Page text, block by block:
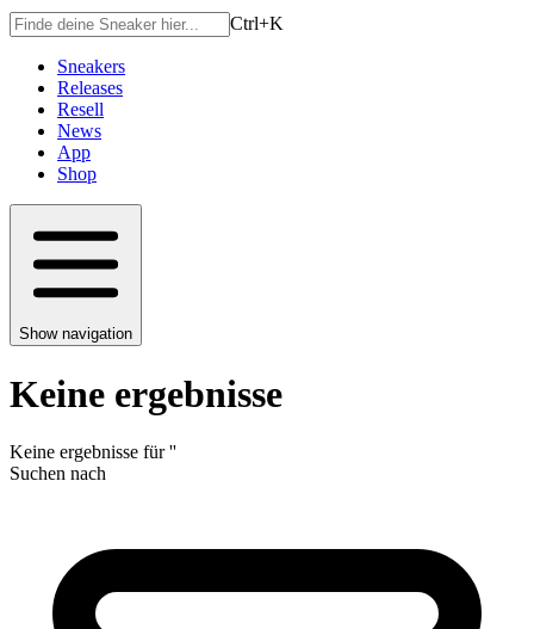
Ctrl+K
Sneakers
Releases
Resell
News
App
Shop
Show navigation
Keine ergebnisse
Keine ergebnisse für ''
Suchen nach